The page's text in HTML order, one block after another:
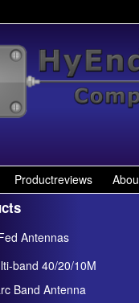
Productreviews
Antennas
band 40/20/10M
Band Antenna